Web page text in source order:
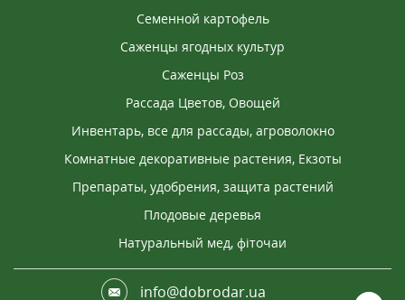
Семенной картофель
Саженцы ягодных культур
Саженцы Роз
Рассада Цветов, Овощей
Инвентарь, все для рассады, агроволокно
Комнатные декоративные растения, Екзоты
Препараты, удобрения, защита растений
Плодовые деревья
Натуральный мед, фіточаи
info@dobrodar.ua